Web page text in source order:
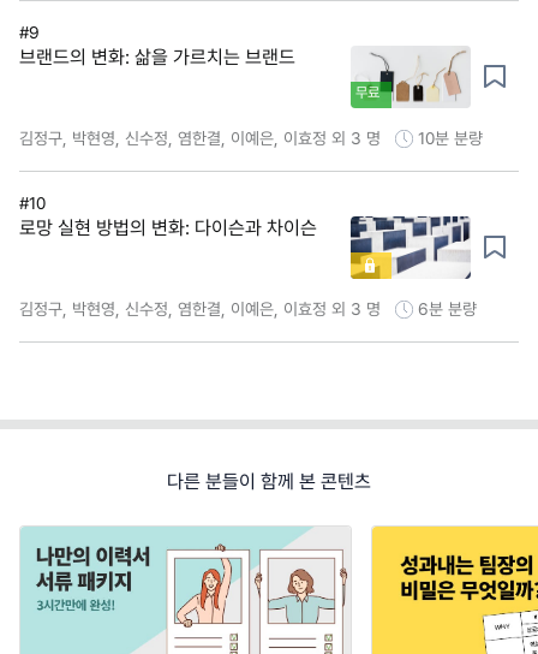
#9
브랜드의 변화: 삶을 가르치는 브랜드
무료
김정구, 박현영, 신수정, 염한결, 이예은, 이효정 외 3 명 10분 분량
#10
로망 실현 방법의 변화: 다이슨과 차이슨
김정구, 박현영, 신수정, 염한결, 이예은, 이효정 외 3 명 6분 분량
다른 분들이 함께 본 콘텐츠